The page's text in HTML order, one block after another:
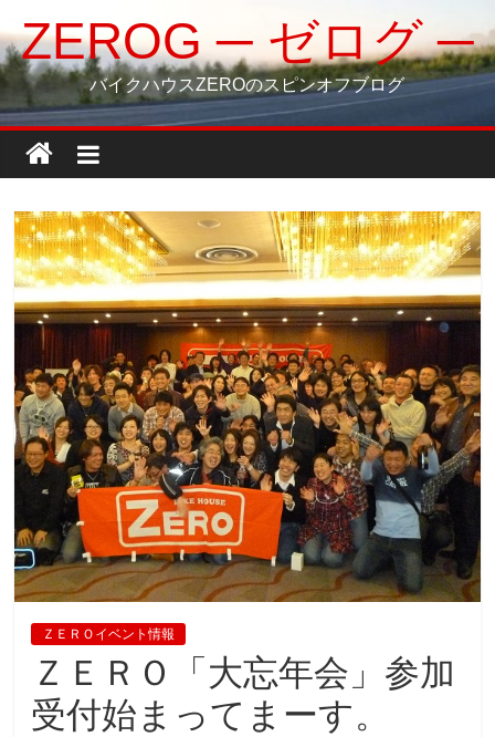
ン
テ
ツ
ス
ッ
プ
ZEROG ─ ゼログ ─
バイクハウスZEROのスピンオフブログ
ＺＥＲＯイベント情報
ＺＥＲＯ「大忘年会」参加
受付始まってまーす。